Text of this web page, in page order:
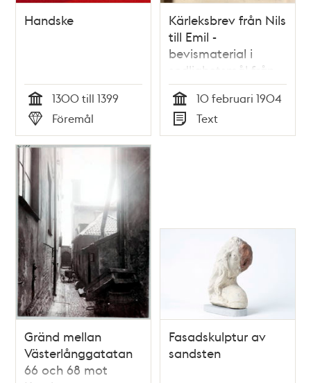
Handske
Tid
1300 till 1399
Typ
Föremål
Kärleksbrev från Nils
till Emil -
bevismaterial i
sedlighetsmål från
1907
Tid
10 februari 1904
Typ
Text
Gränd mellan
Västerlånggatatan
66 och 68 mot
Fasadskulptur av
sandsten